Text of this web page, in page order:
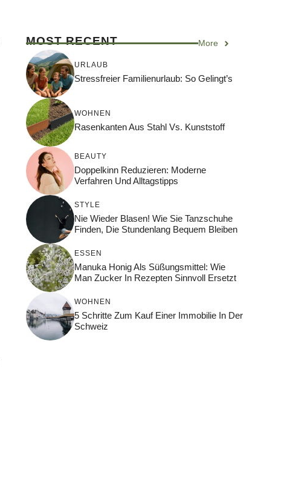
MOST RECENT More
URLAUB
Stressfreier Familienurlaub: So Gelingt’s
WOHNEN
Rasenkanten Aus Stahl Vs. Kunststoff
BEAUTY
Doppelkinn Reduzieren: Moderne
Verfahren Und Alltagstipps
STYLE
Nie Wieder Blasen! Wie Sie Tanzschuhe
Finden, Die Stundenlang Bequem Bleiben
ESSEN
Manuka Honig Als Süßungsmittel: Wie
Man Zucker In Rezepten Sinnvoll Ersetzt
WOHNEN
5 Schritte Zum Kauf Einer Immobilie In Der
Schweiz